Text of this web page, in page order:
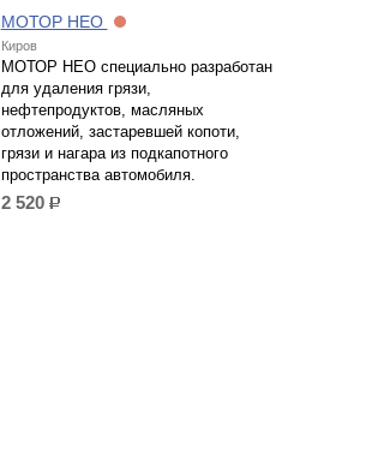
МОТОР НЕО
Киров
МОТОР НЕО специально разработан
для удаления грязи,
нефтепродуктов, масляных
отложений, застаревшей копоти,
грязи и нагара из подкапотного
пространства автомобиля.
2 520 р.